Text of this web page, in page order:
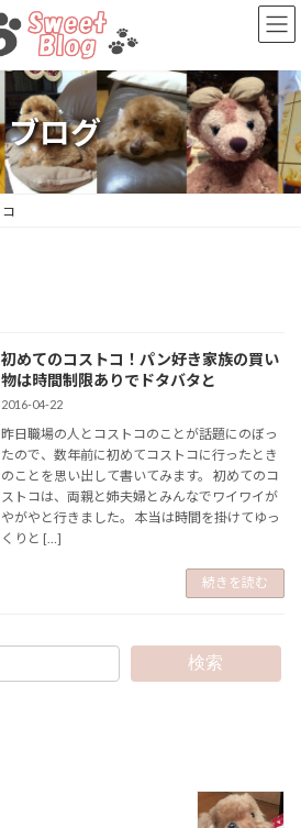
ブログ
初めてのコストコ！パン好き家族の買い
物は時間制限ありでドタバタと
2016-04-22
昨日職場の人とコストコのことが話題にのぼっ
たので、数年前に初めてコストコに行ったとき
のことを思い出して書いてみます。 初めてのコ
ストコは、両親と姉夫婦とみんなでワイワイが
やがやと行きました。 本当は時間を掛けてゆっ
くりと […]
続きを読む
検索